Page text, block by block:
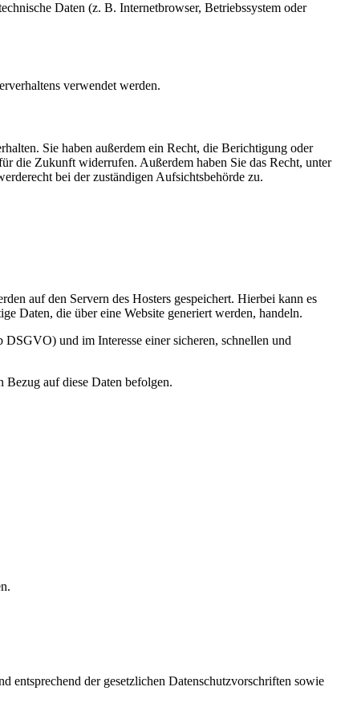
Daten (z. B. Internetbrowser, Betriebssystem oder
verwendet werden.
Sie haben außerdem ein Recht, die Berichtigung oder
die Zukunft widerrufen. Außerdem haben Sie das Recht, unter
bei der zuständigen Aufsichtsbehörde zu.
auf den Servern des Hosters gespeichert. Hierbei kann es
Daten, die über eine Website generiert werden, handeln.
und im Interesse einer sicheren, schnellen und
auf diese Daten befolgen.
entsprechend der gesetzlichen Datenschutzvorschriften sowie